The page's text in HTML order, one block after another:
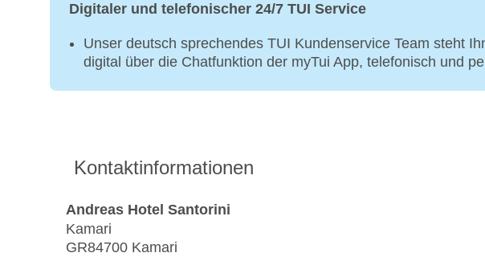
Digitaler und telefonischer 24/7 TUI Service
Unser deutsch sprechendes TUI Kundenservice Team steht
digital über die Chatfunktion der myTui App, telefonisch und
Kontaktinformationen
Andreas Hotel Santorini
Kamari
GR84700 Kamari